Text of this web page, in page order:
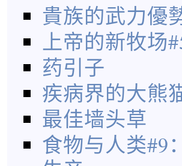
貴族的武力優
上帝的新牧场
药引子
疾病界的大熊
最佳墙头草
食物与人类#9